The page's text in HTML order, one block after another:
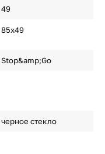
49
85х49
Stop&amp;Go
черное стекло